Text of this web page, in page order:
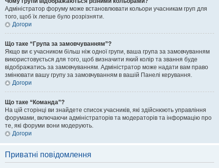
Адміністратор форуму може встановлювати кольори учасникам груп для
того, щоб їх легше було розрізняти.
Догори
Що таке “Група за замовчуванням”?
Якщо ви є учасником більш ніж одної групи, ваша група за замовчуванням
використовується для того, щоб визначити який колір та звання буде
відображатись за замовчуванням. Адміністратор може надати вам право
змінювати вашу групу за замовчуванням в вашій Панелі керування.
Догори
Що таке “Команда”?
На цій сторінці ви знайдете список учасників, які здійснюють управління
форумами, включаючи адміністраторів та модераторів та інформацію про
те, які форуми вони модерують.
Догори
Приватні повідомлення